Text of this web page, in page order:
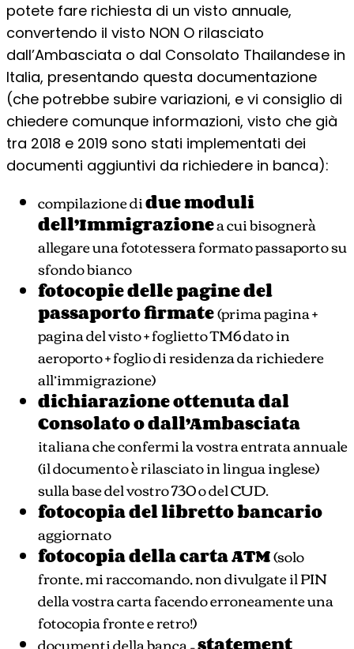
potete fare richiesta di un visto annuale,
convertendo il visto NON O rilasciato
dall’Ambasciata o dal Consolato Thailandese in
Italia, presentando questa documentazione
(che potrebbe subire variazioni, e vi consiglio di
chiedere comunque informazioni, visto che già
tra 2018 e 2019 sono stati implementati dei
documenti aggiuntivi da richiedere in banca):
compilazione didue moduli
dell’Immigrazionea cui bisognerà
allegare una fototessera formato passaporto su
sfondo bianco
fotocopie delle pagine del
passaporto firmate(prima pagina +
pagina del visto + foglietto TM6 dato in
aeroporto + foglio di residenza da richiedere
all’immigrazione)
dichiarazione ottenuta dal
Consolato o dall’Ambasciata
italiana che confermi la vostra entrata annuale
(il documento è rilasciato in lingua inglese)
sulla base del vostro 730 o del CUD.
fotocopia del libretto bancario
aggiornato
fotocopia della carta ATM(solo
fronte, mi raccomando, non divulgate il PIN
della vostra carta facendo erroneamente una
fotocopia fronte e retro!)